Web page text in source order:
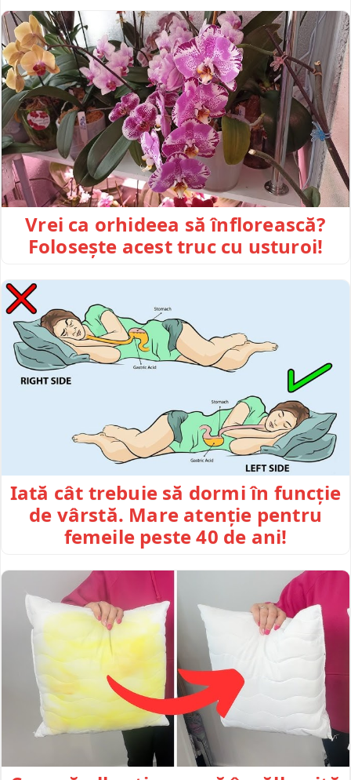
Vrei ca orhideea să înflorească?
Folosește acest truc cu usturoi!
Iată cât trebuie să dormi în funcție
de vârstă. Mare atenție pentru
femeile peste 40 de ani!